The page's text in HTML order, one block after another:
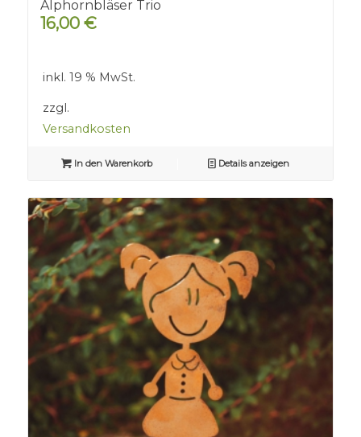
Alphornbläser Trio
16,00 €
inkl. 19 % MwSt.
zzgl.
Versandkosten
In den Warenkorb Details anzeigen